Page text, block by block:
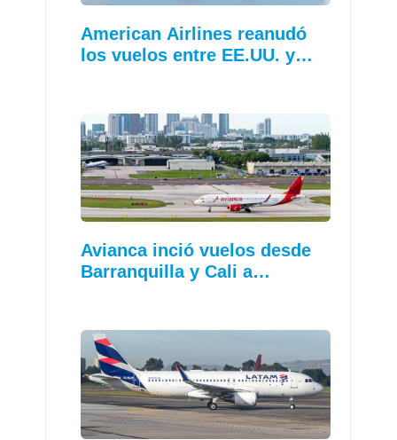
American Airlines reanudó
los vuelos entre EE.UU. y…
Avianca inció vuelos desde
Barranquilla y Cali a…